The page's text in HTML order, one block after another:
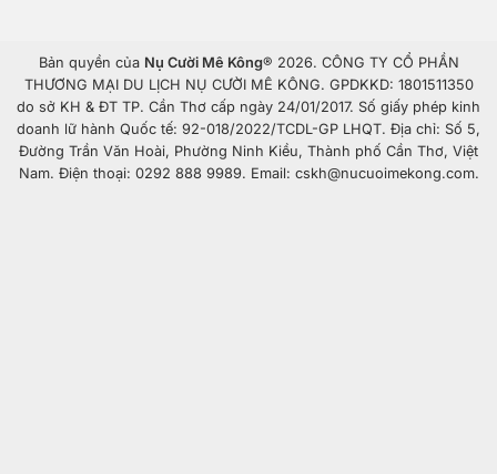
Bản quyền của Nụ Cười Mê Kông® 2026. CÔNG TY CỔ PHẦN
THƯƠNG MẠI DU LỊCH NỤ CƯỜI MÊ KÔNG. GPDKKD: 1801511350
do sở KH & ĐT TP. Cần Thơ cấp ngày 24/01/2017. Số giấy phép kinh
doanh lữ hành Quốc tế: 92-018/2022/TCDL-GP LHQT. Địa chỉ: Số 5,
Đường Trần Văn Hoài, Phường Ninh Kiều, Thành phố Cần Thơ, Việt
Nam. Điện thoại: 0292 888 9989. Email: cskh@nucuoimekong.com.